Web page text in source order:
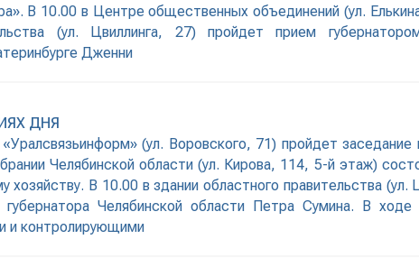
В 10.00 в Центре общественных объединений (ул.
(ул. Цвиллинга, 27) пройдет прием
Дженни
ДНЯ
(ул. Воровского, 71) пройдет
Челябинской области (ул. Кирова, 114, 5-й этаж)
хозяйству. В 10.00 в здании областного правительства
Челябинской области Петра Сумина. В
и контролирующими